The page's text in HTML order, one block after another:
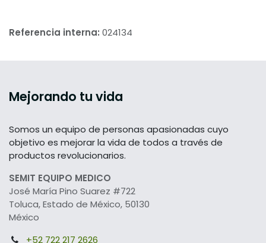
Referencia interna: 024134
Mejorando tu vida
Somos un equipo de personas apasionadas cuyo
objetivo es mejorar la vida de todos a través de
productos revolucionarios.
SEMIT EQUIPO MEDICO
José María Pino Suarez #722
Toluca, Estado de México, 50130
México
+52 722 217 2626